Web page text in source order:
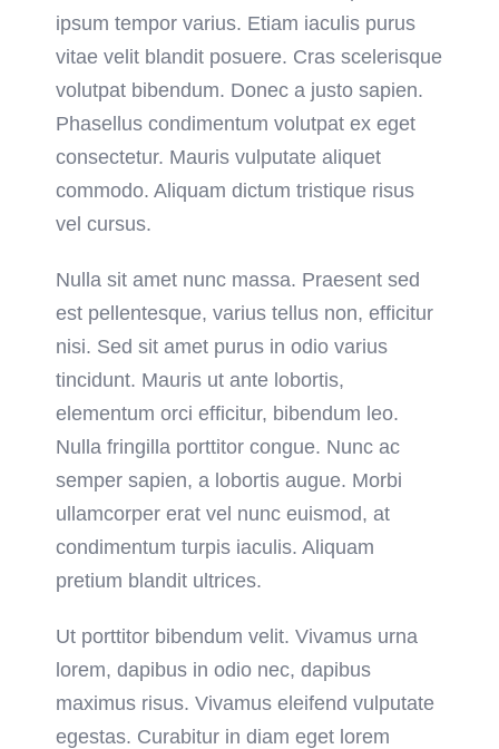
ipsum tempor varius. Etiam iaculis purus
vitae velit blandit posuere. Cras scelerisque
volutpat bibendum. Donec a justo sapien.
Phasellus condimentum volutpat ex eget
consectetur. Mauris vulputate aliquet
commodo. Aliquam dictum tristique risus
vel cursus.
Nulla sit amet nunc massa. Praesent sed
est pellentesque, varius tellus non, efficitur
nisi. Sed sit amet purus in odio varius
tincidunt. Mauris ut ante lobortis,
elementum orci efficitur, bibendum leo.
Nulla fringilla porttitor congue. Nunc ac
semper sapien, a lobortis augue. Morbi
ullamcorper erat vel nunc euismod, at
condimentum turpis iaculis. Aliquam
pretium blandit ultrices.
Ut porttitor bibendum velit. Vivamus urna
lorem, dapibus in odio nec, dapibus
maximus risus. Vivamus eleifend vulputate
egestas. Curabitur in diam eget lorem